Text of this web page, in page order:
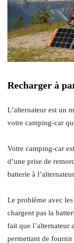
Recharger à
L’alternateur est un
votre camping-car
Votre camping-car
d’une prise de
batterie à
Le problème avec
chargent pas la
fait que l’alternateur
permettant de fournir